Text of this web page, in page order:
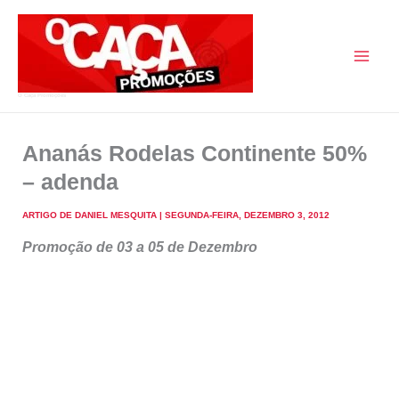
Ananás Rodelas Continente 50%
– adenda
ARTIGO DE DANIEL MESQUITA | SEGUNDA-FEIRA, DEZEMBRO 3, 2012
Promoção de 03 a 05 de Dezembro